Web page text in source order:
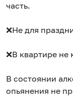
часть.
❌️Не для
❌️В квартире не
В состоянии
опьянения не